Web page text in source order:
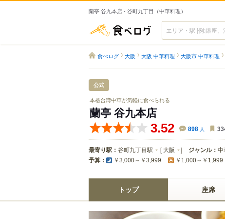
蘭亭 谷九本店 - 谷町九丁目（中華料理）
食べログ
食べログ 大阪 大阪 中華料理 大阪市 中華料理
公式
本格台湾中華が気軽に食べられる
蘭亭 谷九本店
3.52 898 人
最寄り駅： 谷町九丁目駅 [ 大阪 ] ジャンル： 中
予算： ￥3,000～￥3,999 ￥1,000～￥1,999
トップ 座席